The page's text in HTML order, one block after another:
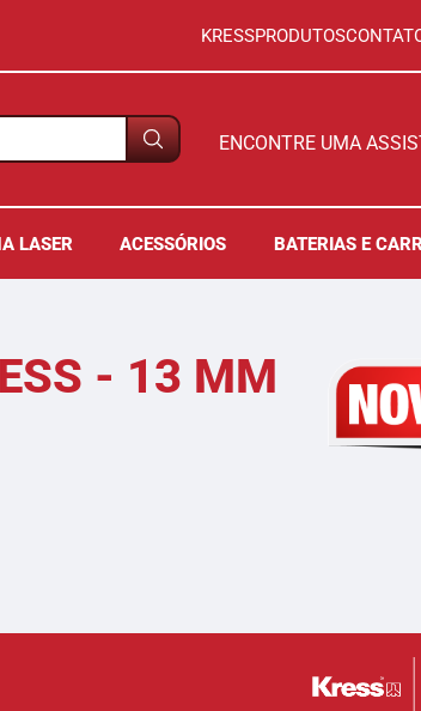
KRESSPRODUTOS
ENCONTRE UMA
LASER ACESSÓRIOS BATERIAS E
- 13 MM